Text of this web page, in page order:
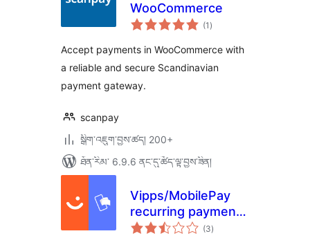
WooCommerce
(1 གདེང་
འཇོག་
ཚང་།
)
Accept payments in WooCommerce with
a reliable and secure Scandinavian
payment gateway.
scanpay
སྒྲིག་འཇུག་བྱས་ཚད། 200+
ཐོན་རིམ་ 6.9.6 ནང་དུ་ཚོད་ལྟ་བྱས་ཟིན།
Vipps/MobilePay
recurring payments
for WooCommerce
(3གདེང་
འཇོག་
)